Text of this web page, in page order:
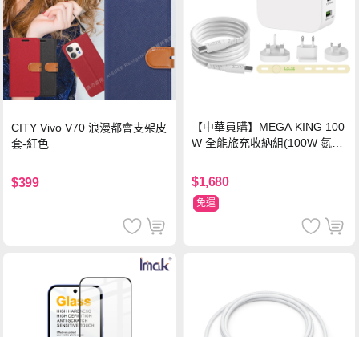
CITY Vivo V70 浪漫都會支架皮
套-紅色
$399
【中華員購】MEGA KING 100
W 全能旅充收納組(100W 氮化
萬國轉接器)
$1,680
免運